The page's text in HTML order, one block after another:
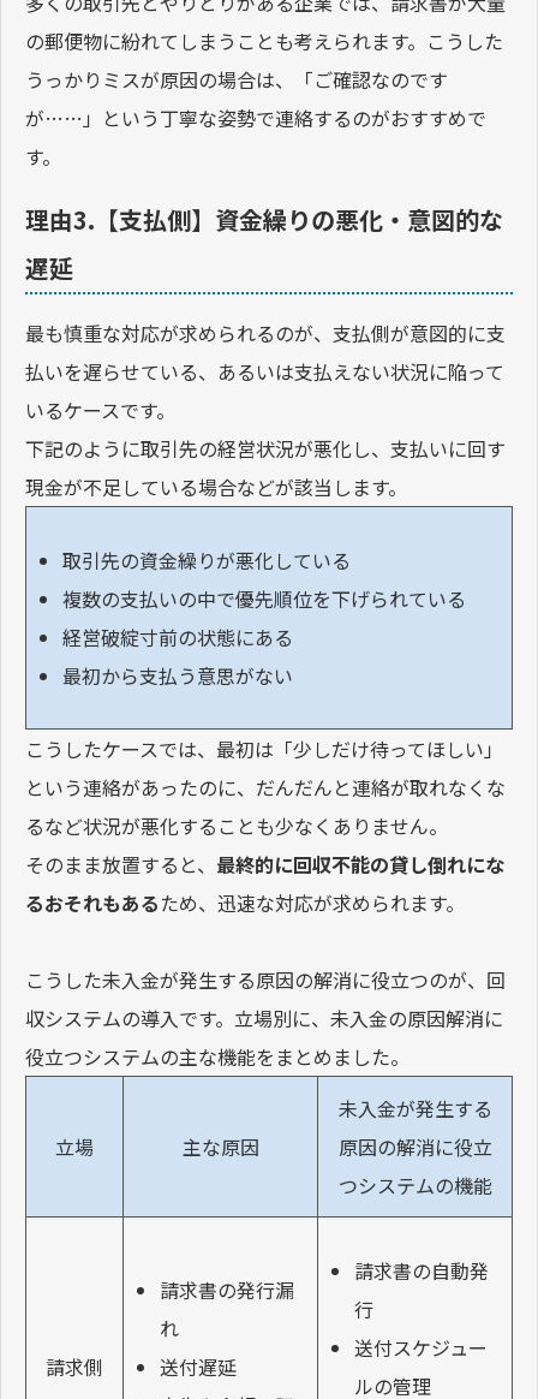
の郵便物に紛れてしまうことも考えられます。こうした
うっかりミスが原因の場合は、「ご確認なのです
が……」という丁寧な姿勢で連絡するのがおすすめで
す。
理由3.【支払側】資金繰りの悪化・意図的な
遅延
最も慎重な対応が求められるのが、支払側が意図的に支
払いを遅らせている、あるいは支払えない状況に陥って
いるケースです。
下記のように取引先の経営状況が悪化し、支払いに回す
現金が不足している場合などが該当します。
取引先の資金繰りが悪化している
複数の支払いの中で優先順位を下げられている
経営破綻寸前の状態にある
最初から支払う意思がない
こうしたケースでは、最初は「少しだけ待ってほしい」
という連絡があったのに、だんだんと連絡が取れなくな
るなど状況が悪化することも少なくありません。
そのまま放置すると、 最終的に回収不能の貸し倒れにな
るおそれもあるため、迅速な対応が求められます。
こうした未入金が発生する原因の解消に役立つのが、回
収システムの導入です。立場別に、未入金の原因解消に
役立つシステムの主な機能をまとめました。
立場 主な原因
未入金が発生する
原因の解消に役立
つシステムの機能
請求側
請求書の発行漏
れ
送付遅延
請求書の自動発
行
送付スケジュー
ルの管理